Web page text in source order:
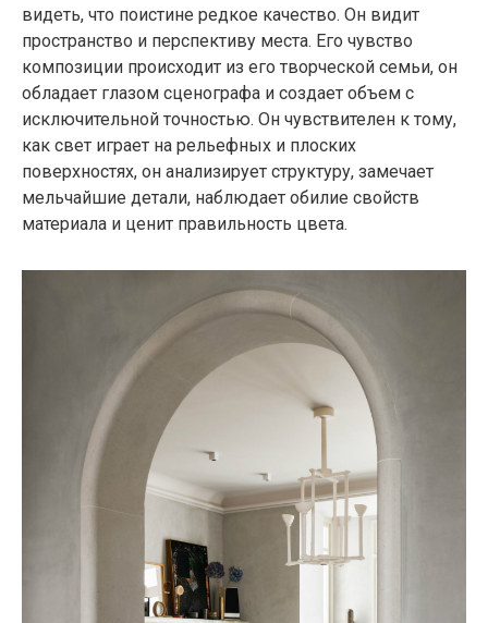
видеть, что поистине редкое качество. Он видит
пространство и перспективу места. Его чувство
композиции происходит из его творческой семьи, он
обладает глазом сценографа и создает объем с
исключительной точностью. Он чувствителен к тому,
как свет играет на рельефных и плоских
поверхностях, он анализирует структуру, замечает
мельчайшие детали, наблюдает обилие свойств
материала и ценит правильность цвета.